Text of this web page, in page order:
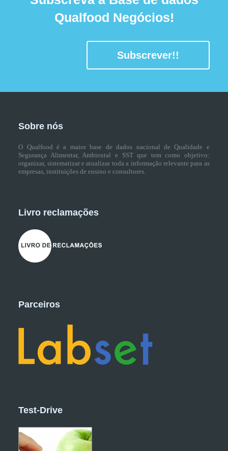
Qualfood Negócios!
Subscrever!!
Sobre nós
O Qualfood é a maior base de dados nacional de Qualidade e
Segurança Alimentar, Ambiental e SST que tem como objetivo:
organizar, sistematizar e atualizar toda a informação relevante para as
empresas, instituições de ensino e consultores.
Livro reclamações
Parceiros
Test-Drive